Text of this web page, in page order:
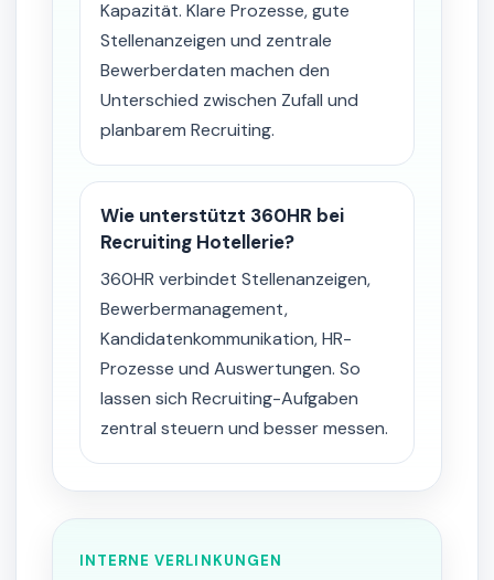
Kapazität. Klare Prozesse, gute
Stellenanzeigen und zentrale
Bewerberdaten machen den
Unterschied zwischen Zufall und
planbarem Recruiting.
Wie unterstützt 360HR bei
Recruiting Hotellerie?
360HR verbindet Stellenanzeigen,
Bewerbermanagement,
Kandidatenkommunikation, HR-
Prozesse und Auswertungen. So
lassen sich Recruiting-Aufgaben
zentral steuern und besser messen.
INTERNE VERLINKUNGEN